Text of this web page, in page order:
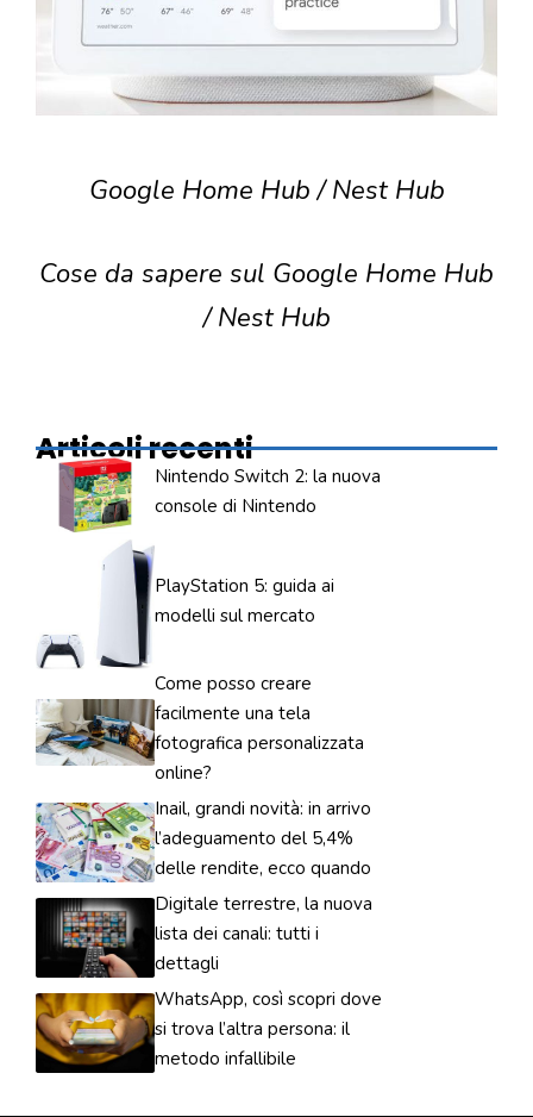
Google Home Hub / Nest Hub
Cose da sapere sul Google Home Hub
/ Nest Hub
Articoli recenti
Nintendo Switch 2: la nuova
console di Nintendo
PlayStation 5: guida ai
modelli sul mercato
Come posso creare
facilmente una tela
fotografica personalizzata
online?
Inail, grandi novità: in arrivo
l’adeguamento del 5,4%
delle rendite, ecco quando
Digitale terrestre, la nuova
lista dei canali: tutti i
dettagli
WhatsApp, così scopri dove
si trova l’altra persona: il
metodo infallibile